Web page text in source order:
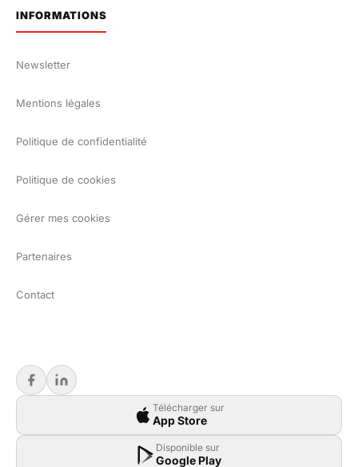
INFORMATIONS
Newsletter
Mentions légales
Politique de confidentialité
Politique de cookies
Gérer mes cookies
Partenaires
Contact
Télécharger sur
App Store
Disponible sur
Google Play